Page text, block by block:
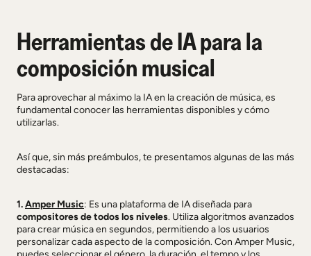
Herramientas de IA para la
composición musical
Para aprovechar al máximo la IA en la creación de música, es
fundamental conocer las herramientas disponibles y cómo
utilizarlas.
Así que, sin más preámbulos, te presentamos algunas de las más
destacadas:
1.Amper Music: Es una plataforma de IA diseñada para
compositores de todos los niveles. Utiliza algoritmos avanzados
para crear música en segundos, permitiendo a los usuarios
personalizar cada aspecto de la composición. Con Amper Music,